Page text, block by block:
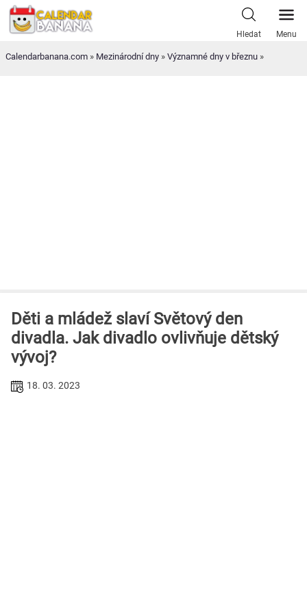
Skip
Hledat Menu
Calendarbanana.com » Mezinárodní dny » Významné dny v březnu »
Děti a mládež slaví Světový den
divadla. Jak divadlo ovlivňuje dětský
vývoj?
18. 03. 2023